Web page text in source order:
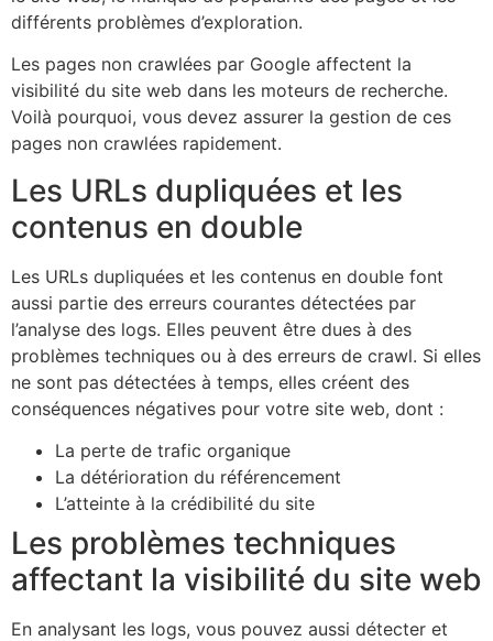
différents problèmes d’exploration.
Les pages non crawlées par Google affectent la
visibilité du site web dans les moteurs de recherche.
Voilà pourquoi, vous devez assurer la gestion de ces
pages non crawlées rapidement.
Les URLs dupliquées et les
contenus en double
Les URLs dupliquées et les contenus en double font
aussi partie des erreurs courantes détectées par
l’analyse des logs. Elles peuvent être dues à des
problèmes techniques ou à des erreurs de crawl. Si elles
ne sont pas détectées à temps, elles créent des
conséquences négatives pour votre site web, dont :
La perte de trafic organique
La détérioration du référencement
L’atteinte à la crédibilité du site
Les problèmes techniques
affectant la visibilité du site web
En analysant les logs, vous pouvez aussi détecter et